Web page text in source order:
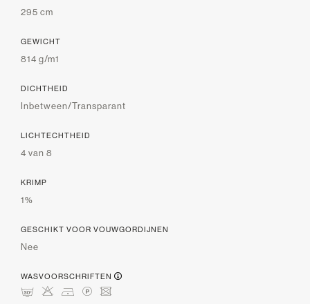
295 cm
GEWICHT
814 g/m1
DICHTHEID
Inbetween/Transparant
LICHTECHTHEID
4 van 8
KRIMP
1%
GESCHIKT VOOR VOUWGORDIJNEN
Nee
WASVOORSCHRIFTEN
mHDLU